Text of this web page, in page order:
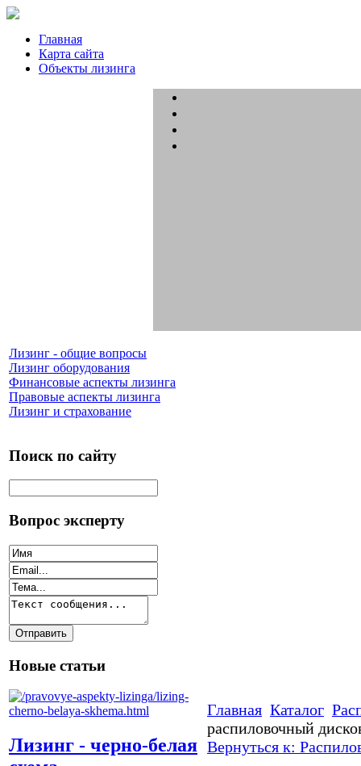
Главная
Карта сайта
Объекты лизинга
Лизинг - общие вопросы
Лизинг оборудования
Финансовые аспекты лизинга
Правовые аспекты лизинга
Лизинг и страхование
Поиск по сайту
Вопрос эксперту
Новые статьи
Лизинг - черно-белая
Главная Каталог
распиловочный
Вернуться к: